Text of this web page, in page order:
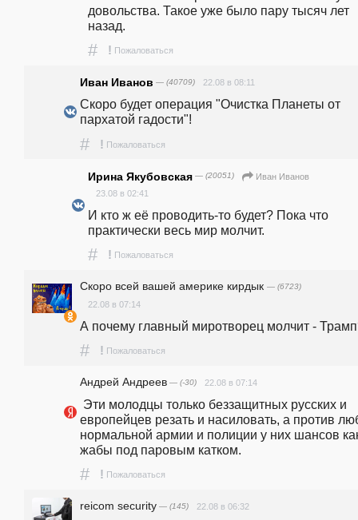
довольства. Такое уже было пару тысяч лет
назад.
# ! Пожаловаться
Иван Иванов — (40709) 22.08 в 08:11
Скоро будет операция "Очистка Планеты от
пархатой гадости"!
# ! Пожаловаться
Ирина Якубовская — (20051)
Иван Иванов
23.08 в 02:41
И кто ж её проводить-то будет? Пока что
практически весь мир молчит.
# ! Пожаловаться
Скоро всей вашей америке кирдык — (6723)
22.08 в 07:14
А почему главный миротворец молчит -
# ! Пожаловаться
Андрей Андреев — (-30) 22.08 в 07:14
европейцев резать и насиловать, а против
нормальной армии и полиции у них шансов
жабы под паровым катком.
# ! Пожаловаться
reicom security — (145) 22.08 в 06:32